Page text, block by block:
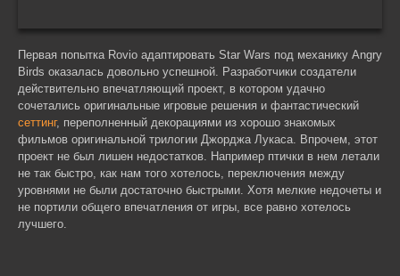
Первая попытка Rovio адаптировать Star Wars под механику Angry
Birds оказалась довольно успешной. Разработчики создатели
действительно впечатляющий проект, в котором удачно
сочетались оригинальные игровые решения и фантастический
сеттинг, переполненный декорациями из хорошо знакомых
фильмов оригинальной трилогии Джорджа Лукаса. Впрочем, этот
проект не был лишен недостатков. Например птички в нем летали
не так быстро, как нам того хотелось, переключения между
уровнями не были достаточно быстрыми. Хотя мелкие недочеты и
не портили общего впечатления от игры, все равно хотелось
лучшего.